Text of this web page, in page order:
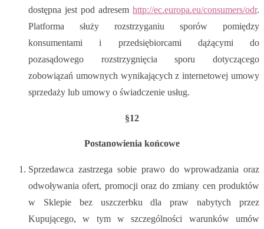
dostępna jest pod adresem http://ec.europa.eu/consumers/odr.
Platforma służy rozstrzyganiu sporów pomiędzy
konsumentami i przedsiębiorcami dążącymi do
pozasądowego rozstrzygnięcia sporu dotyczącego
zobowiązań umownych wynikających z internetowej umowy
sprzedaży lub umowy o świadczenie usług.
§12
Postanowienia końcowe
Sprzedawca zastrzega sobie prawo do wprowadzania oraz
odwoływania ofert, promocji oraz do zmiany cen produktów
w Sklepie bez uszczerbku dla praw nabytych przez
Kupującego, w tym w szczególności warunków umów